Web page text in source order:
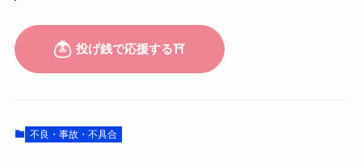
不良・事故・不具合